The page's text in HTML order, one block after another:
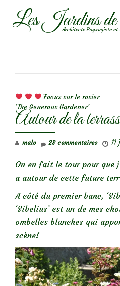
AllerLes Jardins
Architecte Paysagiste et
Focus sur le rosier
‘The Generous Gardener’
Autour de la
malo 28 commentaires
On en fait le tour pour que
a autour de cette future
A côté du premier banc,
‘Sibelius’ est un de mes
ombelles blanches qui
scène!